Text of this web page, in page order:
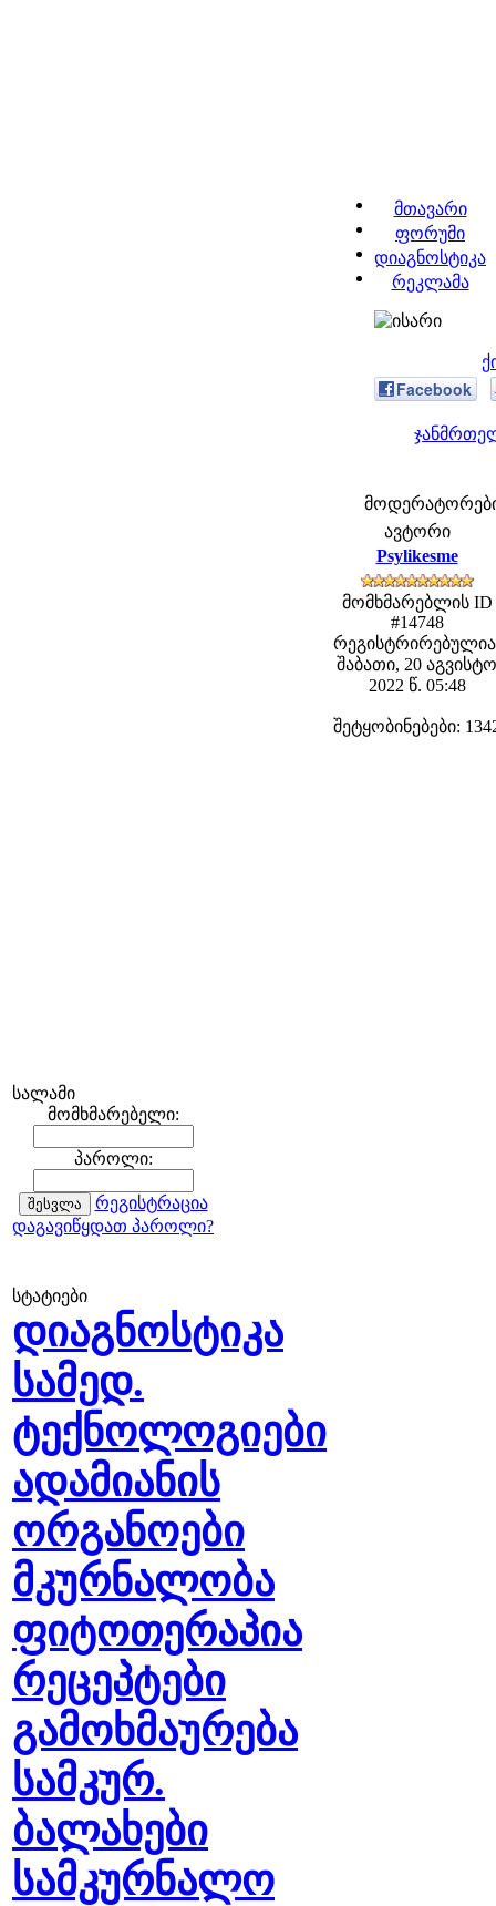
მთავარი
ფორუმი
დიაგნოსტიკა
რეკლამა
სალამი
მომხმარებელი:
პაროლი:
რეგისტრაცია
დაგავიწყდათ პაროლი?
სტატიები
დიაგნოსტიკა
სამედ.
ტექნოლოგიები
ადამიანის
ორგანოები
მკურნალობა
ფიტოთერაპია
რეცეპტები
გამოხმაურება
სამკურ.
ბალახები
სამკურნალო
Facebook
მოდერატორები:
ავტორი
Psylikesme
მომხმარებლის ID
#14748
შაბათი, 20 აგვისტო
2022 წ. 05:48
შეტყობინებები: